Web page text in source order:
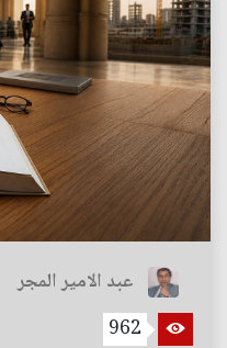
عبد الامير المجر
962